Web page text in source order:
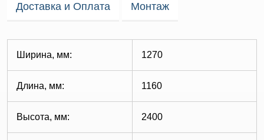
Доставка и Оплата Монтаж
Ширина, мм: 1270
Длина, мм: 1160
Высота, мм: 2400